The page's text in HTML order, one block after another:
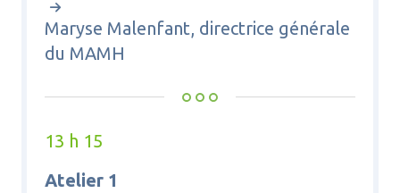
Maryse Malenfant, directrice générale
du MAMH
13 h 15
Atelier 1